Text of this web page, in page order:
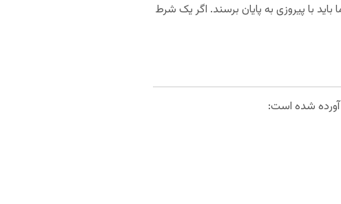
با پیروزی به پایان برسند. اگر یک شرط
آورده شده است: